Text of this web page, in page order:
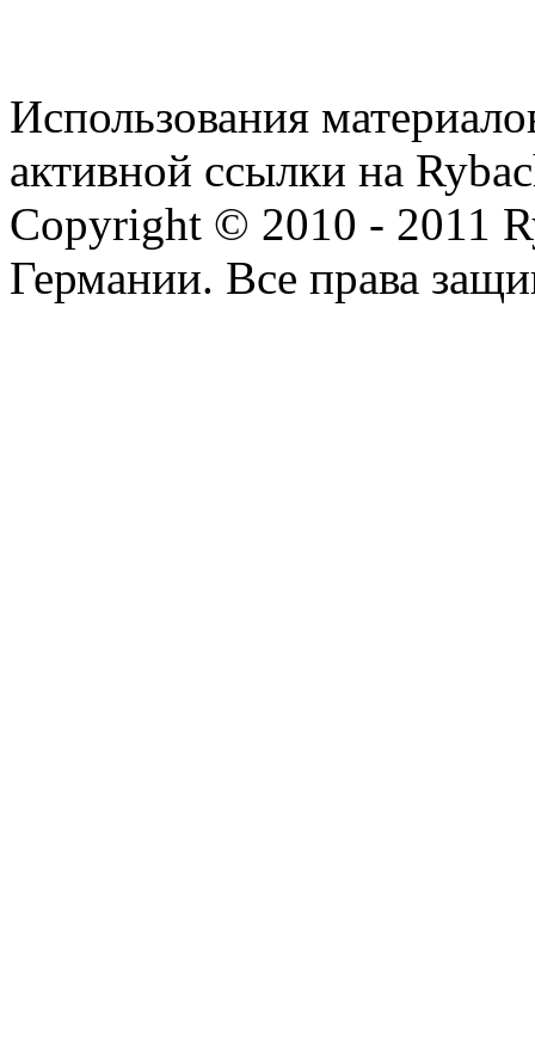
Использования
активной ссылки на
Copyright © 2010 - 2011
Германии. Все права